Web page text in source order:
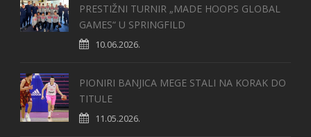
PRESTIŽNI TURNIR „MADE HOOPS GLOBAL
GAMES“ U SPRINGFILD
10.06.2026.
PIONIRI BANJICA MEGE STALI NA KORAK DO
TITULE
11.05.2026.